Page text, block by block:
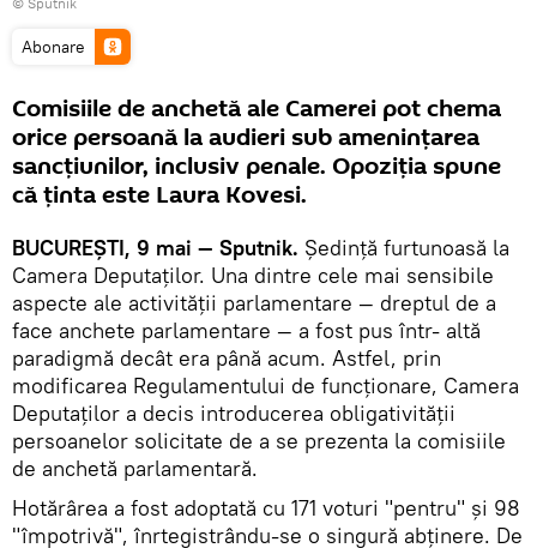
Abonare
Comisiile de anchetă ale Camerei pot chema
orice persoană la audieri sub amenințarea
sancțiunilor, inclusiv penale. Opoziția spune
că ținta este Laura Kovesi.
BUCUREȘTI, 9 mai — Sputnik. Ședință furtunoasă la
Camera Deputaților. Una dintre cele mai sensibile
aspecte ale activității parlamentare — dreptul de a
face anchete parlamentare — a fost pus într- altă
paradigmă decât era până acum. Astfel, prin
modificarea Regulamentului de funcționare, Camera
Deputaţilor a decis introducerea obligativităţii
persoanelor solicitate de a se prezenta la comisiile
de anchetă parlamentară.
Hotărârea a fost adoptată cu 171 voturi "pentru" și 98
"împotrivă", înrtegistrându-se o singură abţinere. De